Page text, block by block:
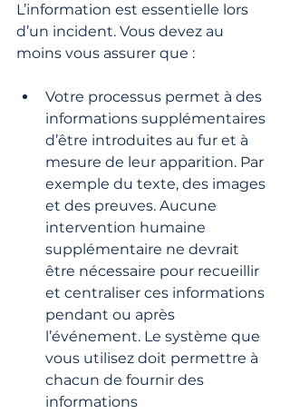
L’information est essentielle lors
d’un incident. Vous devez au
moins vous assurer que :
Votre processus permet à des
informations supplémentaires
d’être introduites au fur et à
mesure de leur apparition. Par
exemple du texte, des images
et des preuves. Aucune
intervention humaine
supplémentaire ne devrait
être nécessaire pour recueillir
et centraliser ces informations
pendant ou après
l’événement. Le système que
vous utilisez doit permettre à
chacun de fournir des
informations